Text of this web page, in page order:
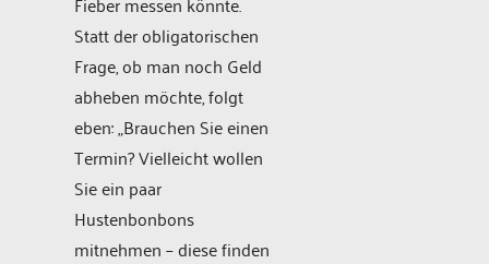
Statt der obligatorischen
Frage, ob man noch Geld
abheben möchte, folgt
eben: „Brauchen Sie einen
Termin? Vielleicht wollen
Sie ein paar
Hustenbonbons
mitnehmen – diese finden